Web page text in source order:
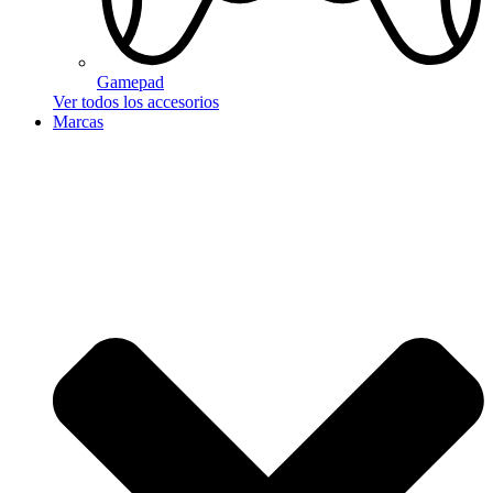
Gamepad
Ver todos los accesorios
Marcas